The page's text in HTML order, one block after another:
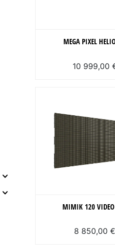
MEGA PIXEL
10 999,00
MIMIK 120 VIDEO
8 850,00 €